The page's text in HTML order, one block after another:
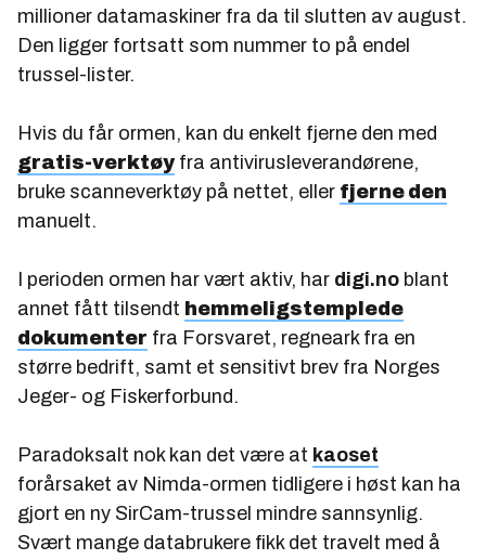
millioner datamaskiner fra da til slutten av august.
Den ligger fortsatt som nummer to på endel
trussel-lister.
Hvis du får ormen, kan du enkelt fjerne den med
gratis-verktøy fra antivirusleverandørene,
bruke scanneverktøy på nettet, eller fjerne den
manuelt.
I perioden ormen har vært aktiv, har digi.no blant
annet fått tilsendt hemmeligstemplede
dokumenter fra Forsvaret, regneark fra en
større bedrift, samt et sensitivt brev fra Norges
Jeger- og Fiskerforbund.
Paradoksalt nok kan det være at kaoset
forårsaket av Nimda-ormen tidligere i høst kan ha
gjort en ny SirCam-trussel mindre sannsynlig.
Svært mange databrukere fikk det travelt med å